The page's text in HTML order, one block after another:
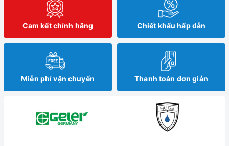
Cam kết chính hãng Chiết khấu hấp dẫn
Miễn phí vận chuyển Thanh toán đơn giản